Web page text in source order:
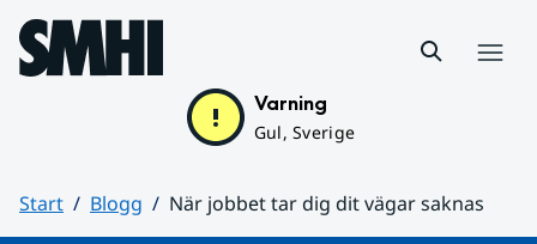
Hoppa till sidans innehåll
Varning
Gul, Sverige
Start Blogg
När jobbet tar dig dit vägar saknas